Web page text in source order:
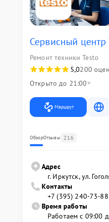
Сервисный центр
Ремонт техники Testo
5,0200
Открыто до 21:00
Маршрут
ОбзорОтзывы 216
Адрес
г. Иркутск, ул.
Контакты
+7 (395) 240-73-88
Время работы
Работаем с 09:00